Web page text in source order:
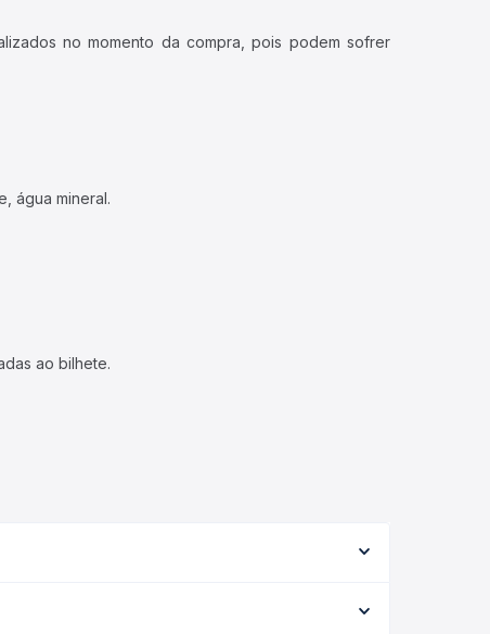
no momento da compra, pois podem sofrer
água mineral.
ao bilhete.
na data desejada.